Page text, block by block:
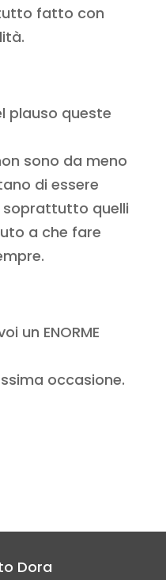
fatto con
plauso queste
sono da meno
di essere
soprattutto quelli
a che fare
un ENORME
occasione.
Dora